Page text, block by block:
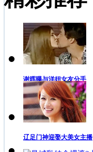
谢晖曝与洋妞女友分手
辽足门神迎娶大美女主播